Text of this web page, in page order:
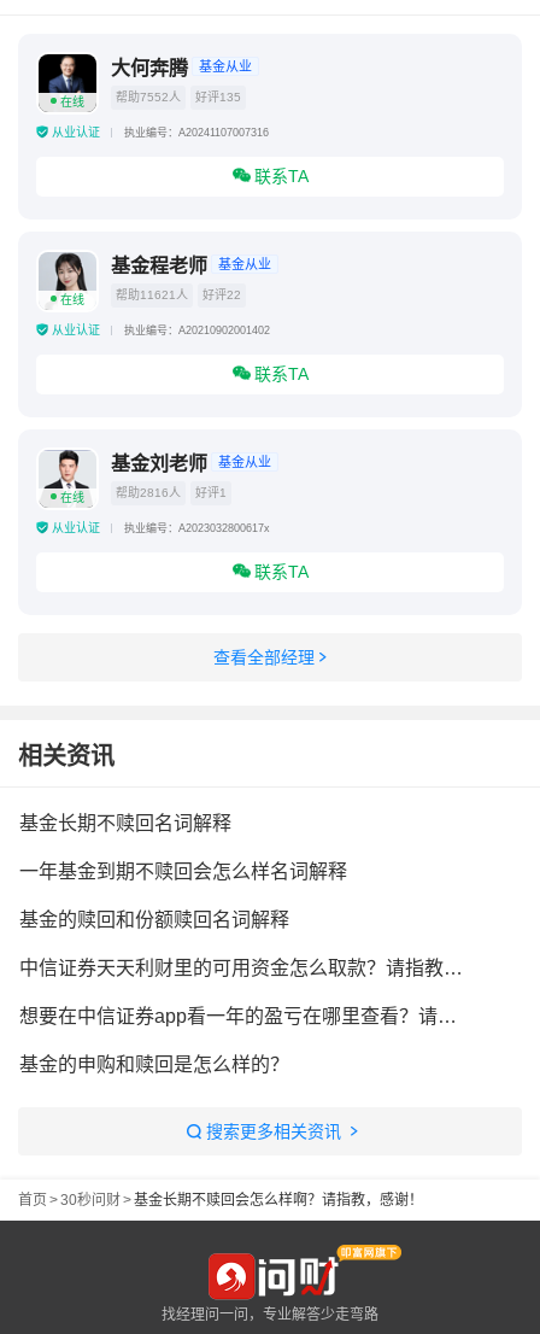
在线
大何奔腾 基金从业
帮助7552人 好评135
从业认证 执业编号：A20241107007316
联系TA
在线
基金程老师 基金从业
帮助11621人 好评22
从业认证 执业编号：A20210902001402
联系TA
在线
基金刘老师 基金从业
帮助2816人 好评1
从业认证 执业编号：A2023032800617x
联系TA
查看全部经理
相关资讯
基金长期不赎回名词解释
一年基金到期不赎回会怎么样名词解释
基金的赎回和份额赎回名词解释
中信证券天天利财里的可用资金怎么取款？请指教，感谢！
想要在中信证券app看一年的盈亏在哪里查看？请指教，感谢！
基金的申购和赎回是怎么样的？
搜索更多相关资讯
首页 >30秒问财>基金长期不赎回会怎么样啊？请指教，感谢！
找经理问一问，专业解答少走弯路